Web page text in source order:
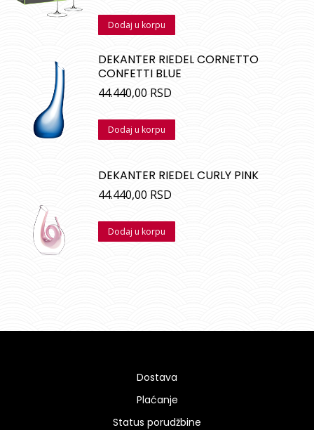
sa5.00od
Dodaj u korpu
DEKANTER RIEDEL CORNETTO
CONFETTI BLUE
44.440,00 RSD
Dodaj u korpu
DEKANTER RIEDEL CURLY PINK
44.440,00 RSD
Dodaj u korpu
Dostava
Plaćanje
Status porudžbine